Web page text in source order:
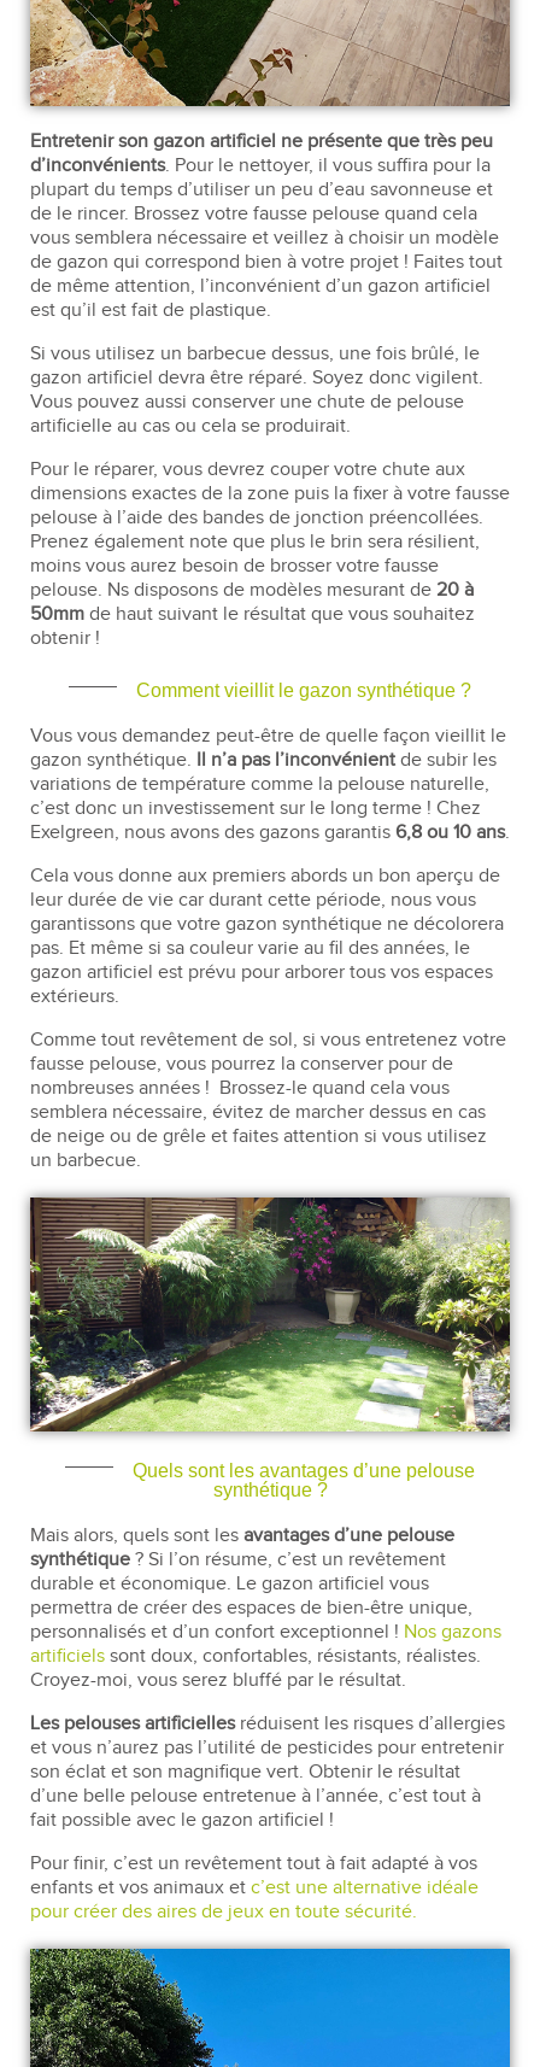
Entretenir son gazon artificiel ne présente que très peu
d’inconvénients. Pour le nettoyer, il vous suffira pour la
plupart du temps d’utiliser un peu d’eau savonneuse et
de le rincer. Brossez votre fausse pelouse quand cela
vous semblera nécessaire et veillez à choisir un modèle
de gazon qui correspond bien à votre projet ! Faites tout
de même attention, l’inconvénient d’un gazon artificiel
est qu’il est fait de plastique.
Si vous utilisez un barbecue dessus, une fois brûlé, le
gazon artificiel devra être réparé. Soyez donc vigilent.
Vous pouvez aussi conserver une chute de pelouse
artificielle au cas ou cela se produirait.
Pour le réparer, vous devrez couper votre chute aux
dimensions exactes de la zone puis la fixer à votre fausse
pelouse à l’aide des bandes de jonction préencollées.
Prenez également note que plus le brin sera résilient,
moins vous aurez besoin de brosser votre fausse
pelouse. Ns disposons de modèles mesurant de 20 à
50mm de haut suivant le résultat que vous souhaitez
obtenir !
Comment vieillit le gazon synthétique ?
Vous vous demandez peut-être de quelle façon vieillit le
gazon synthétique. Il n’a pas l’inconvénient de subir les
variations de température comme la pelouse naturelle,
c’est donc un investissement sur le long terme ! Chez
Exelgreen, nous avons des gazons garantis 6,8 ou 10 ans.
Cela vous donne aux premiers abords un bon aperçu de
leur durée de vie car durant cette période, nous vous
garantissons que votre gazon synthétique ne décolorera
pas. Et même si sa couleur varie au fil des années, le
gazon artificiel est prévu pour arborer tous vos espaces
extérieurs.
Comme tout revêtement de sol, si vous entretenez votre
fausse pelouse, vous pourrez la conserver pour de
nombreuses années ! Brossez-le quand cela vous
semblera nécessaire, évitez de marcher dessus en cas
de neige ou de grêle et faites attention si vous utilisez
un barbecue.
Quels sont les avantages d’une pelouse
synthétique ?
Mais alors, quels sont les avantages d’une pelouse
synthétique ? Si l’on résume, c’est un revêtement
durable et économique. Le gazon artificiel vous
permettra de créer des espaces de bien-être unique,
personnalisés et d’un confort exceptionnel ! Nos gazons
artificiels sont doux, confortables, résistants, réalistes.
Croyez-moi, vous serez bluffé par le résultat.
Les pelouses artificiellesréduisent les risques d’allergies
et vous n’aurez pas l’utilité de pesticides pour entretenir
son éclat et son magnifique vert. Obtenir le résultat
d’une belle pelouse entretenue à l’année, c’est tout à
fait possible avec le gazon artificiel !
Pour finir, c’est un revêtement tout à fait adapté à vos
enfants et vos animaux et c’est une alternative idéale
pour créer des aires de jeux en toute sécurité.